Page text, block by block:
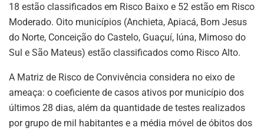
18 estão classificados em Risco Baixo e 52 estão em Risco
Moderado. Oito municípios (Anchieta, Apiacá, Bom Jesus
do Norte, Conceição do Castelo, Guaçuí, Iúna, Mimoso do
Sul e São Mateus) estão classificados como Risco Alto.
A Matriz de Risco de Convivência considera no eixo de
ameaça: o coeficiente de casos ativos por município dos
últimos 28 dias, além da quantidade de testes realizados
por grupo de mil habitantes e a média móvel de óbitos dos